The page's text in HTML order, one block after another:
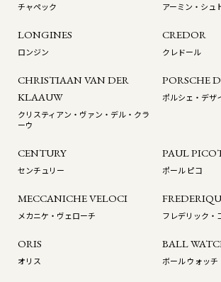
チャペック アーミン・シュ
LONGINES
ロンジン
CREDOR
クレドール
CHRISTIAAN VAN DER
KLAAUW
クリスティアン・ヴァン・デル・クラ
ーウ
PORSCHE
ポルシェ・デザ
CENTURY
センチュリー
PAUL
ポール ピコ
MECCANICHE VELOCI
メカニケ・ヴェローチ フレデリック・
ORIS
オリス
BALL
ボール ウォッチ